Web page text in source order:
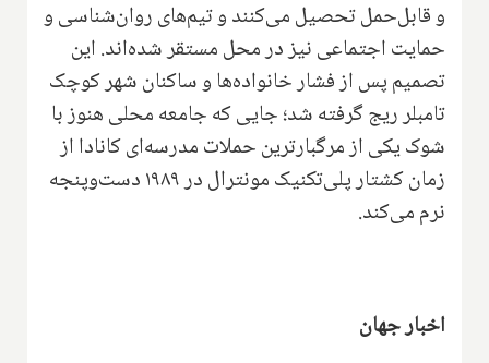
و قابل‌حمل تحصیل می‌کنند و تیم‌های روان‌شناسی و
حمایت اجتماعی نیز در محل مستقر شده‌اند. این
تصمیم پس از فشار خانواده‌ها و ساکنان شهر کوچک
تامبلر ریج گرفته شد؛ جایی که جامعه محلی هنوز با
شوک یکی از مرگبارترین حملات مدرسه‌ای کانادا از
زمان کشتار پلی‌تکنیک مونترال در ۱۹۸۹ دست‌وپنجه
نرم می‌کند.
اخبار جهان